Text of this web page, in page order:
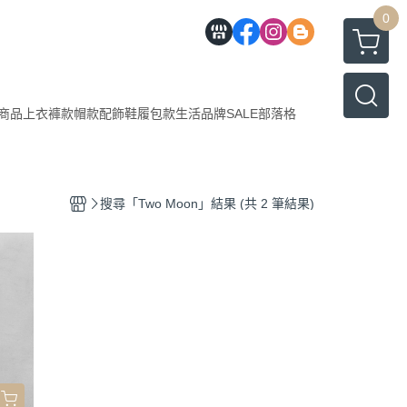
0
品 上衣褲款帽款配飾鞋履包款生活品牌SALE部落格
搜尋「Two Moon」結果 (共 2 筆結果)